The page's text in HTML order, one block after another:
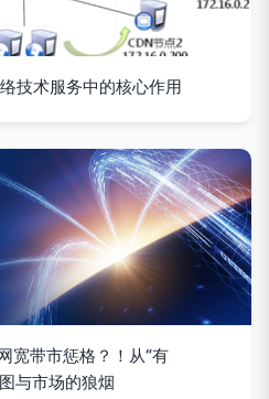
技术服务中的核心作用
宽带市惩格？！从“有
与市场的狼烟